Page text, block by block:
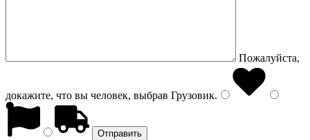
Пожалуйста,
докажите, что вы человек, выбрав Грузовик.